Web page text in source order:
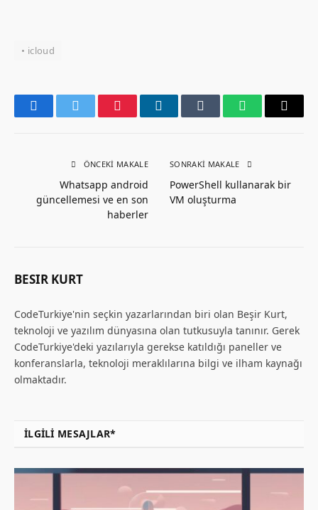
• icloud
FacebookTwitter PinterestLinkedInTumblr WhatsAppEmail
ÖNCEKI MAKALE
Whatsapp android
güncellemesi ve en son
haberler
SONRAKI MAKALE
PowerShell kullanarak bir
VM oluşturma
BESIR KURT
CodeTurkiye'nin seçkin yazarlarından biri olan Beşir Kurt,
teknoloji ve yazılım dünyasına olan tutkusuyla tanınır. Gerek
CodeTurkiye'deki yazılarıyla gerekse katıldığı paneller ve
konferanslarla, teknoloji meraklılarına bilgi ve ilham kaynağı
olmaktadır.
İLGILI MESAJLAR*